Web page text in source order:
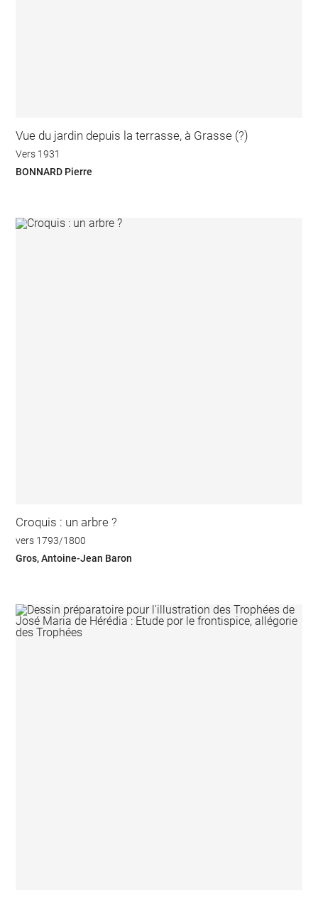
Vue du jardin depuis la terrasse, à Grasse (?)
Vers 1931
BONNARD Pierre
Croquis : un arbre ?
vers 1793/1800
Gros, Antoine-Jean Baron